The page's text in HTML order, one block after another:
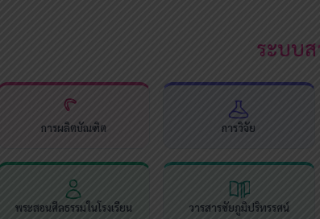
ระบบส
การผลิตบัณฑิต การวิจัย
พระสอนศีลธรรมในโรงเรียน วารสารชัยภูมิปริทรรศน์